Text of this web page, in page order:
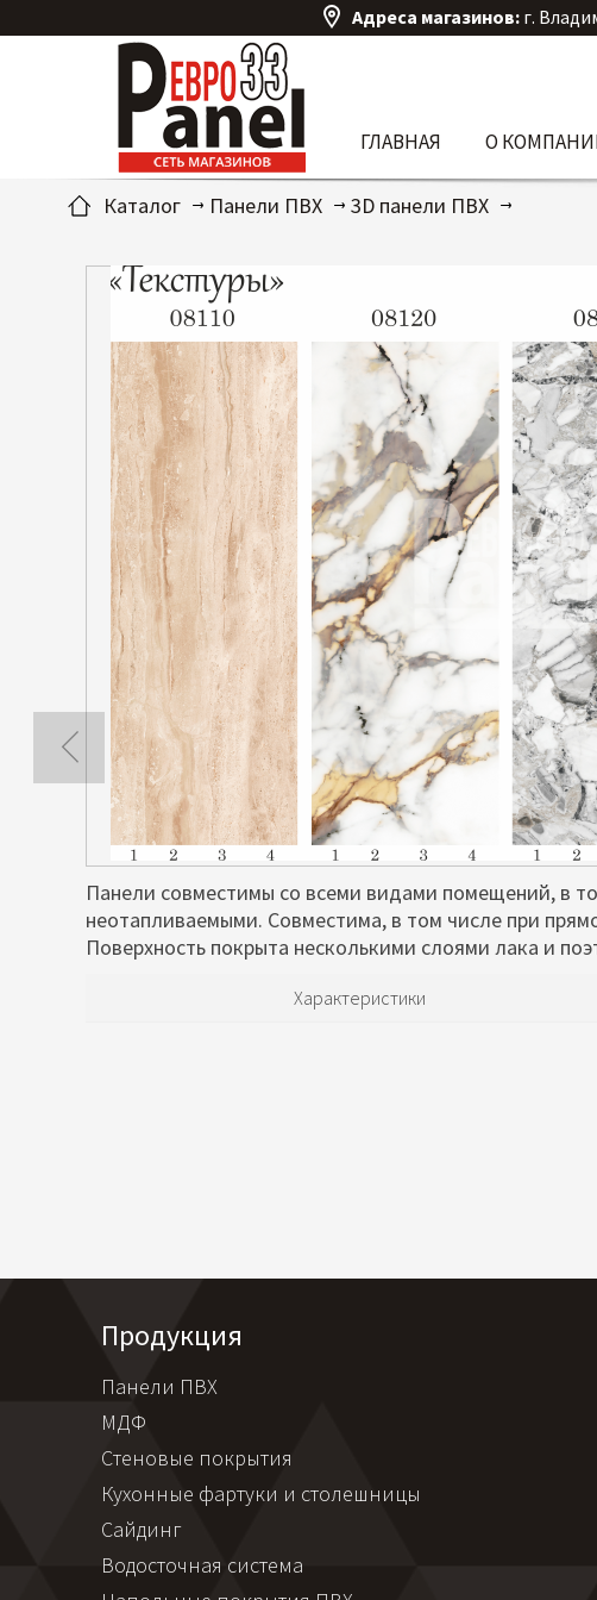
Адреса магазинов: г.
ГЛАВНАЯ О
Каталог Панели ПВХ 3D панели ПВХ
Панели совместимы со всеми видами помещений, в
неотапливаемыми. Совместима, в том числе при
Поверхность покрыта несколькими слоями лака и
Характеристики
Продукция
Панели ПВХ
МДФ
Стеновые покрытия
Кухонные фартуки и столешницы
Сайдинг
Водосточная система